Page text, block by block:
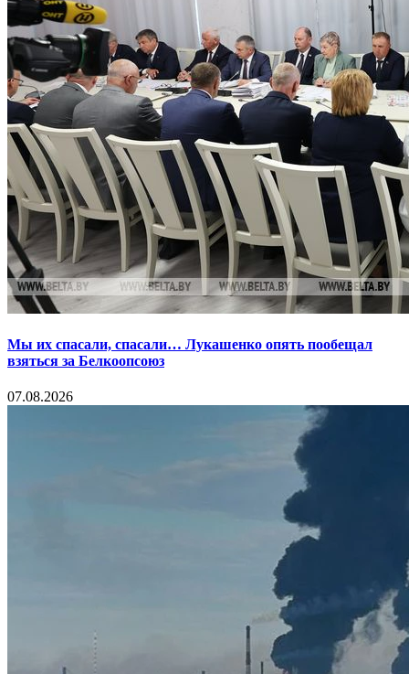
Мы их спасали, спасали… Лукашенко опять пообещал
взяться за Белкоопсоюз
07.08.2026